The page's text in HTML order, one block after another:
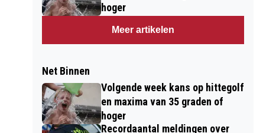
hoger
Meer artikelen
Net Binnen
Volgende week kans op hittegolf
en maxima van 35 graden of
hoger
Recordaantal meldingen over